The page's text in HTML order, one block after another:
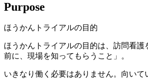
Purpose
ほうかんトライアルの目的
ほうかんトライアルの目的は、訪問看護
前に、現場を知ってもらうこと」。
いきなり働く必要はありません。向いて